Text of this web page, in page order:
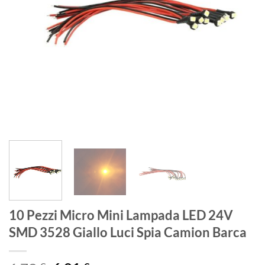
10 Pezzi Micro Mini Lampada LED 24V
SMD 3528 Giallo Luci Spia Camion Barca